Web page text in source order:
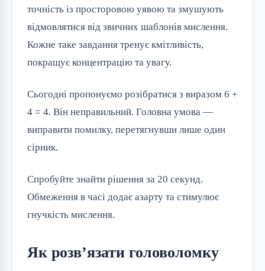
точність із просторовою уявою та змушують
відмовлятися від звичних шаблонів мислення.
Кожне таке завдання тренує кмітливість,
покращує концентрацію та увагу.
Сьогодні пропонуємо розібратися з виразом 6 +
4 = 4. Він неправильний. Головна умова —
виправити помилку, перетягнувши лише один
сірник.
Спробуйте знайти рішення за 20 секунд.
Обмеження в часі додає азарту та стимулює
гнучкість мислення.
Як розв’язати головоломку